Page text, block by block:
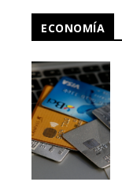
ECONOMÍA